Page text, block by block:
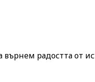
радостта от